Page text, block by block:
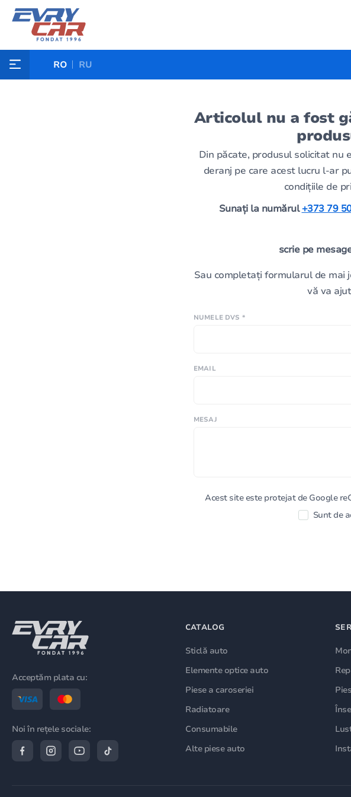
RO RU
Articolul nu a fost
Din păcate, produsul solicitat nu
deranj pe care acest lucru l-ar
condițiile de
Sunați la numărul+373 79
scrie pe
Sau completați formularul de mai
vă va
NUMELE DVS *
EMAIL
MESAJ
Acest site este protejat de Google
Sunt de
Acceptăm plata cu:
Noi în rețele sociale:
CATALOG
Sticlă auto
Elemente optice auto
Piese a caroseriei
Radiatoare
Consumabile
Alte piese auto